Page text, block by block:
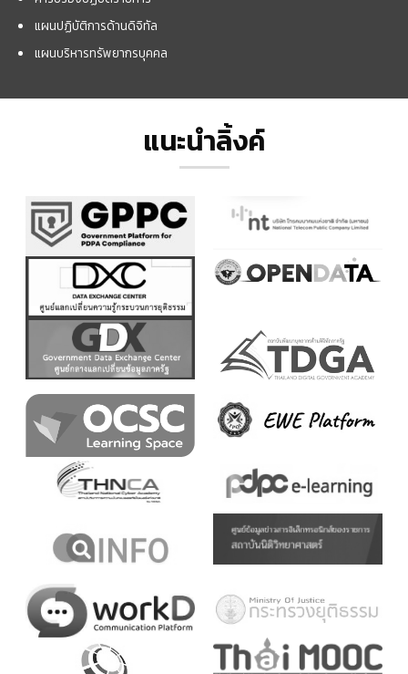
แผนปฏิบัติการด้านดิจิทัล
แผนบริหารทรัพยากรบุคคล
แนะนำลิ้งค์